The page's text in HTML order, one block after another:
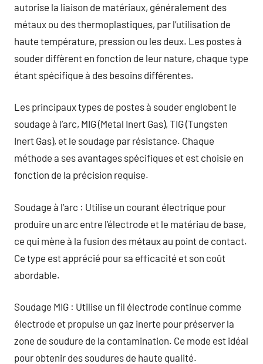
autorise la liaison de matériaux, généralement des
métaux ou des thermoplastiques, par l’utilisation de
haute température, pression ou les deux. Les postes à
souder diffèrent en fonction de leur nature, chaque type
étant spécifique à des besoins différentes.
Les principaux types de postes à souder englobent le
soudage à l’arc, MIG (Metal Inert Gas), TIG (Tungsten
Inert Gas), et le soudage par résistance. Chaque
méthode a ses avantages spécifiques et est choisie en
fonction de la précision requise.
Soudage à l’arc : Utilise un courant électrique pour
produire un arc entre l’électrode et le matériau de base,
ce qui mène à la fusion des métaux au point de contact.
Ce type est apprécié pour sa efficacité et son coût
abordable.
Soudage MIG : Utilise un fil électrode continue comme
électrode et propulse un gaz inerte pour préserver la
zone de soudure de la contamination. Ce mode est idéal
pour obtenir des soudures de haute qualité.